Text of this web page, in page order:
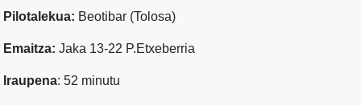
Pilotalekua: Beotibar (Tolosa)
Emaitza: Jaka 13-22 P.Etxeberria
Iraupena: 52 minutu